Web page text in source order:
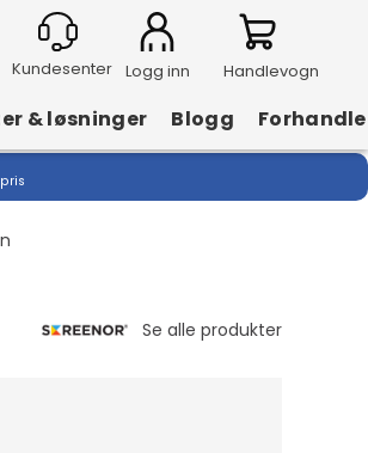
Logg inn Handlevogn
& løsninger Blogg